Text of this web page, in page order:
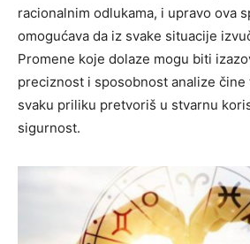
racionalnim odlukama, i upravo ova
omogućava da iz svake situacije
Promene koje dolaze mogu biti
preciznost i sposobnost analize čine
svaku priliku pretvoriš u stvarnu
sigurnost.